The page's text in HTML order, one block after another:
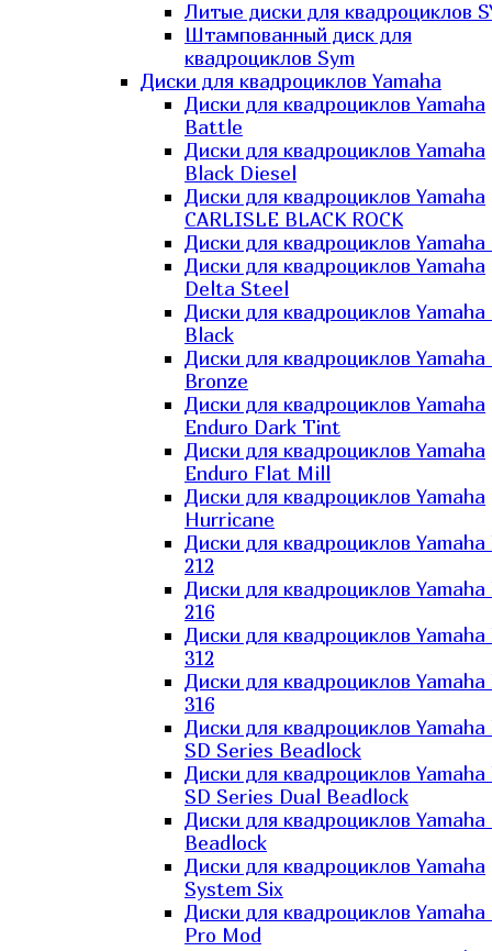
Литые диски для квадроциклов
Штампованный диск для
квадроциклов Sym
Диски для квадроциклов Yamaha
Диски для квадроциклов Yamaha
Battle
Диски для квадроциклов Yamaha
Black Diesel
Диски для квадроциклов Yamaha
CARLISLE BLACK ROCK
Диски для квадроциклов Yamaha
Диски для квадроциклов Yamaha
Delta Steel
Диски для квадроциклов
Black
Диски для квадроциклов
Bronze
Диски для квадроциклов Yamaha
Enduro Dark Tint
Диски для квадроциклов Yamaha
Enduro Flat Mill
Диски для квадроциклов Yamaha
Hurricane
Диски для квадроциклов
212
Диски для квадроциклов
216
Диски для квадроциклов
312
Диски для квадроциклов
316
Диски для квадроциклов
SD Series Beadlock
Диски для квадроциклов
SD Series Dual Beadlock
Диски для квадроциклов Yamaha
Beadlock
Диски для квадроциклов Yamaha
System Six
Диски для квадроциклов Yamaha
Pro Mod